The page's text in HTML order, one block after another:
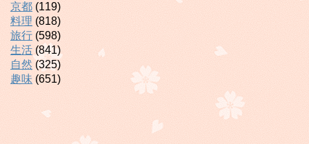
京都 (119)
料理 (818)
旅行 (598)
生活(841)
自然 (325)
趣味 (651)